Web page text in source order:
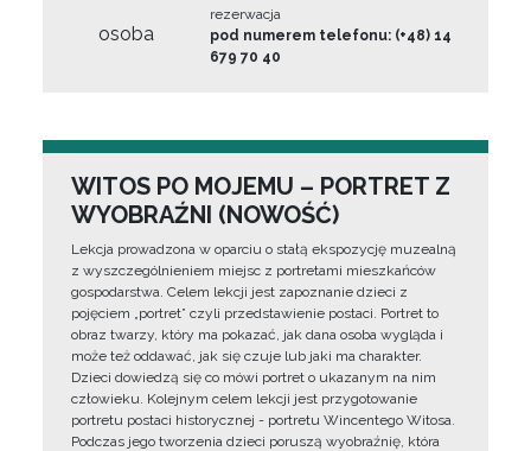
osoba
rezerwacja
pod numerem telefonu: (+48) 14
679 70 40
WITOS PO MOJEMU – PORTRET Z
WYOBRAŹNI (NOWOŚĆ)
Lekcja prowadzona w oparciu o stałą ekspozycję muzealną
z wyszczególnieniem miejsc z portretami mieszkańców
gospodarstwa. Celem lekcji jest zapoznanie dzieci z
pojęciem „portret” czyli przedstawienie postaci. Portret to
obraz twarzy, który ma pokazać, jak dana osoba wygląda i
może też oddawać, jak się czuje lub jaki ma charakter.
Dzieci dowiedzą się co mówi portret o ukazanym na nim
człowieku. Kolejnym celem lekcji jest przygotowanie
portretu postaci historycznej - portretu Wincentego Witosa.
Podczas jego tworzenia dzieci poruszą wyobraźnię, która